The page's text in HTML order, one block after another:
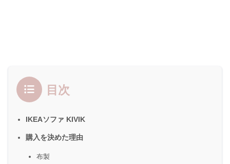
目次
IKEAソファ KIVIK
購入を決めた理由
布製